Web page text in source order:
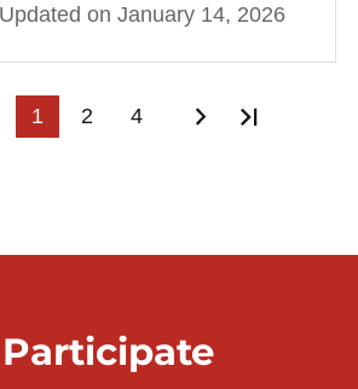
Updated on January 14, 2026
Previous page
1 2 4 Next page
Participate